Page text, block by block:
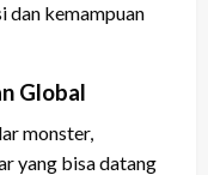
dan kemampuan
Global
monster,
yang bisa datang